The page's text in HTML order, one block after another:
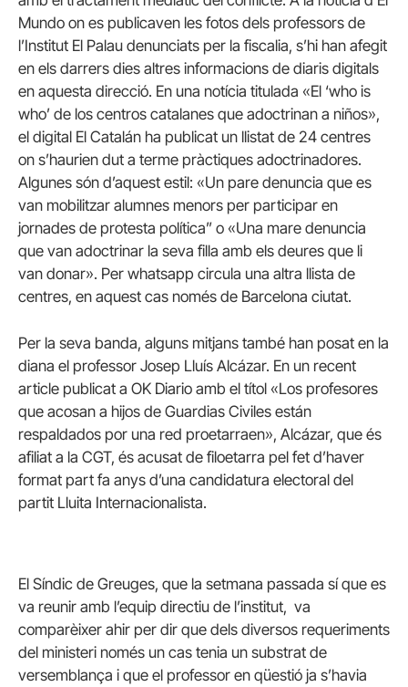
Mundo on es publicaven les fotos dels professors de
l’Institut El Palau denunciats per la fiscalia, s’hi han afegit
en els darrers dies altres informacions de diaris digitals
en aquesta direcció. En una notícia titulada «El ‘who is
who’ de los centros catalanes que adoctrinan a niños»,
el digital El Catalán ha publicat un llistat de 24 centres
on s’haurien dut a terme pràctiques adoctrinadores.
Algunes són d’aquest estil: «Un pare denuncia que es
van mobilitzar alumnes menors per participar en
jornades de protesta política” o «Una mare denuncia
que van adoctrinar la seva filla amb els deures que li
van donar». Per whatsapp circula una altra llista de
centres, en aquest cas només de Barcelona ciutat.
Per la seva banda, alguns mitjans també han posat en la
diana el professor Josep Lluís Alcázar. En un recent
article publicat a OK Diario amb el títol «Los profesores
que acosan a hijos de Guardias Civiles están
respaldados por una red proetarraen», Alcázar, que és
afiliat a la CGT, és acusat de filoetarra pel fet d’haver
format part fa anys d’una candidatura electoral del
partit Lluita Internacionalista.
El Síndic de Greuges, que la setmana passada sí que es
va reunir amb l’equip directiu de l’institut, va
comparèixer ahir per dir que dels diversos requeriments
del ministeri només un cas tenia un substrat de
versemblança i que el professor en qüestió ja s’havia